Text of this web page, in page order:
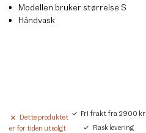
Modellen bruker størrelse S
Håndvask
Dette produktet
er for tiden utsolgt
Fri frakt fra 2900 kr
Rask levering